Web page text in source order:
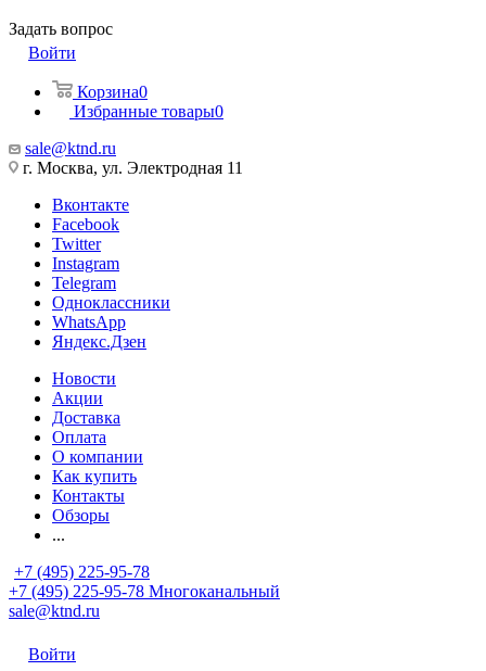
Задать вопрос
Войти
Корзина0
Избранные товары0
sale@ktnd.ru
г. Москва, ул. Электродная 11
Вконтакте
Facebook
Twitter
Instagram
Telegram
Одноклассники
WhatsApp
Яндекс.Дзен
Новости
Акции
Доставка
Оплата
О компании
Как купить
Контакты
Обзоры
...
+7 (495) 225-95-78
+7 (495) 225-95-78 Многоканальный
sale@ktnd.ru
Войти